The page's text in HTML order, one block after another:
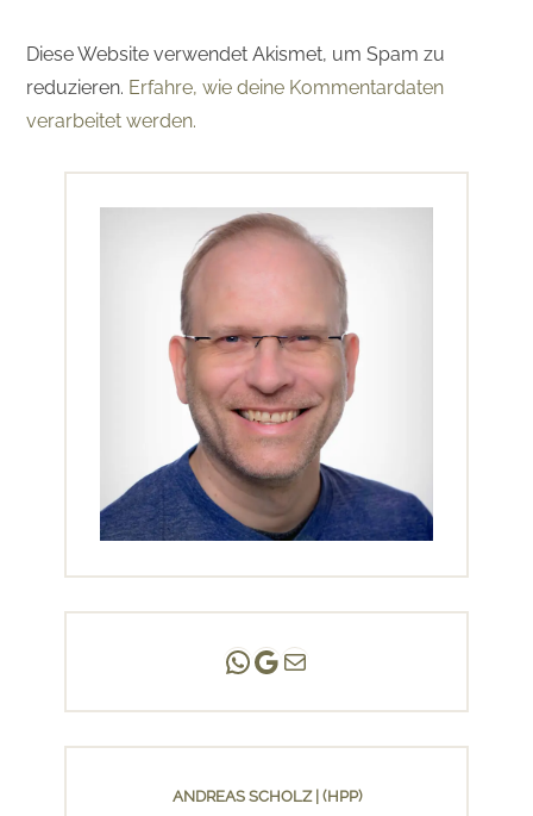
Diese Website verwendet Akismet, um Spam zu
reduzieren. Erfahre, wie deine Kommentardaten
verarbeitet werden.
Andreas Scholz | (HPP)
Praxis Adlershof
E-Mail an mich ...
ANDREAS SCHOLZ | (HPP)